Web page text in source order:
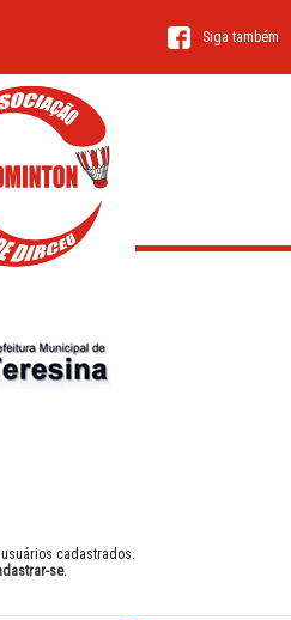
Siga também
cadastrados.
se.